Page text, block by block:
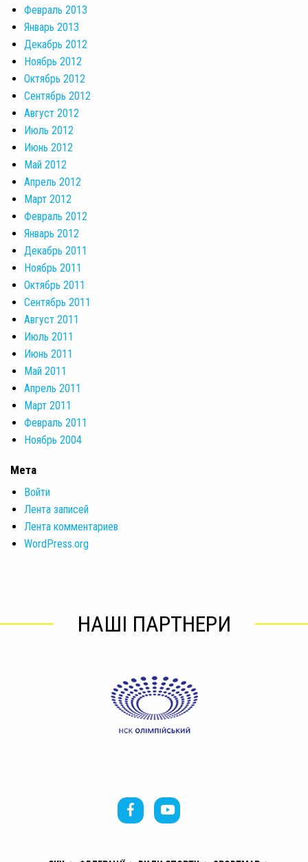
Февраль 2013
Январь 2013
Декабрь 2012
Ноябрь 2012
Октябрь 2012
Сентябрь 2012
Август 2012
Июль 2012
Июнь 2012
Май 2012
Апрель 2012
Март 2012
Февраль 2012
Январь 2012
Декабрь 2011
Ноябрь 2011
Октябрь 2011
Сентябрь 2011
Август 2011
Июль 2011
Июнь 2011
Май 2011
Апрель 2011
Март 2011
Февраль 2011
Ноябрь 2004
Мета
Войти
Лента записей
Лента комментариев
WordPress.org
НАШІ ПАРТНЕРИ